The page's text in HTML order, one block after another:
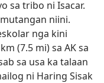
sa tribo ni Isacar.
niini.
nga kini
(7.5 mi) sa AK sa
sa usa ka talaan
ni Haring Sisak